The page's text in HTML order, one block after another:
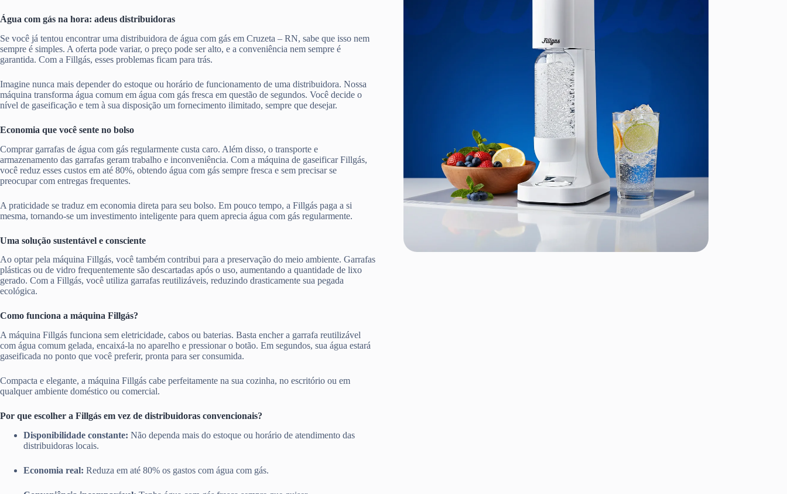
Água com gás na hora: adeus distribuidoras
Se você já tentou encontrar uma distribuidora de água com gás em Cruzeta – RN, sabe que isso nem
sempre é simples. A oferta pode variar, o preço pode ser alto, e a conveniência nem sempre é
garantida. Com a Fillgás, esses problemas ficam para trás.
Imagine nunca mais depender do estoque ou horário de funcionamento de uma distribuidora. Nossa
máquina transforma água comum em água com gás fresca em questão de segundos. Você decide o
nível de gaseificação e tem à sua disposição um fornecimento ilimitado, sempre que desejar.
Economia que você sente no bolso
Comprar garrafas de água com gás regularmente custa caro. Além disso, o transporte e
armazenamento das garrafas geram trabalho e inconveniência. Com a máquina de gaseificar Fillgás,
você reduz esses custos em até 80%, obtendo água com gás sempre fresca e sem precisar se
preocupar com entregas frequentes.
A praticidade se traduz em economia direta para seu bolso. Em pouco tempo, a Fillgás paga a si
mesma, tornando-se um investimento inteligente para quem aprecia água com gás regularmente.
Uma solução sustentável e consciente
Ao optar pela máquina Fillgás, você também contribui para a preservação do meio ambiente. Garrafas
plásticas ou de vidro frequentemente são descartadas após o uso, aumentando a quantidade de lixo
gerado. Com a Fillgás, você utiliza garrafas reutilizáveis, reduzindo drasticamente sua pegada
ecológica.
Como funciona a máquina Fillgás?
A máquina Fillgás funciona sem eletricidade, cabos ou baterias. Basta encher a garrafa reutilizável
com água comum gelada, encaixá-la no aparelho e pressionar o botão. Em segundos, sua água estará
gaseificada no ponto que você preferir, pronta para ser consumida.
Compacta e elegante, a máquina Fillgás cabe perfeitamente na sua cozinha, no escritório ou em
qualquer ambiente doméstico ou comercial.
Por que escolher a Fillgás em vez de distribuidoras convencionais?
Disponibilidade constante: Não dependa mais do estoque ou horário de atendimento das
distribuidoras locais.
Economia real: Reduza em até 80% os gastos com água com gás.